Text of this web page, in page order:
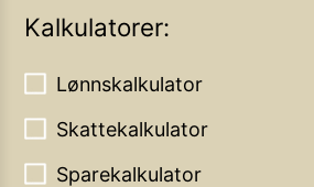
Kalkulatorer:
Lønnskalkulator
Skattekalkulator
Sparekalkulator